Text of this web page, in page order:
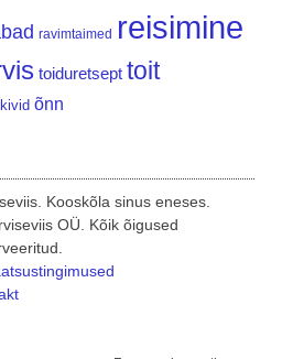
ravimtaimed reisimine
toiduretsept toit
õnn
Kooskõla sinus eneses.
OÜ. Kõik õigused